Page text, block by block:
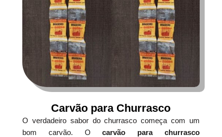
Carvão para Churrasco
O verdadeiro sabor do churrasco começa com um
bom carvão. Ocarvão para churrasco